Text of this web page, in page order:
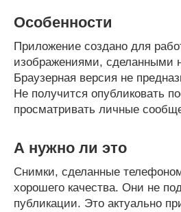
Особенности
Приложение создано для
изображениями, сделанными
Браузерная версия не
Не получится опубликовать
просматривать личные
А нужно ли это
Снимки, сделанные
хорошего качества. Они не
публикации. Это актуально